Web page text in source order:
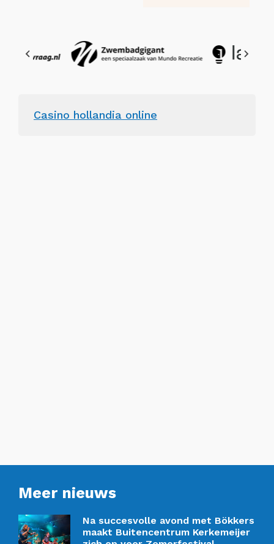
Casino hollandia online
Meer nieuws
Na succesvolle avond met Bökkers
maakt Buitencentrum Kerkemeijer